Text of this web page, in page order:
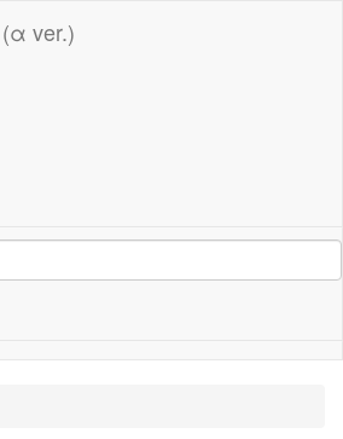
ver.)